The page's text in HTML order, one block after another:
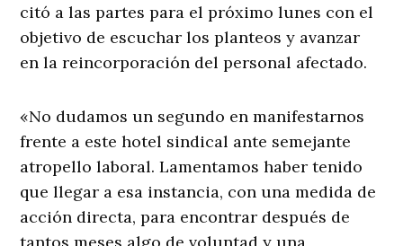
citó a las partes para el próximo lunes con el
objetivo de escuchar los planteos y avanzar
en la reincorporación del personal afectado.
«No dudamos un segundo en manifestarnos
frente a este hotel sindical ante semejante
atropello laboral. Lamentamos haber tenido
que llegar a esa instancia, con una medida de
acción directa, para encontrar después de
tantos meses algo de voluntad y una